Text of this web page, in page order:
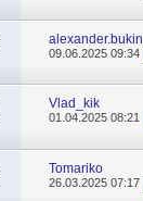
alexander.bukin
09.06.202509:34
Vlad_kik
01.04.202508:21
Tomariko
26.03.202507:17